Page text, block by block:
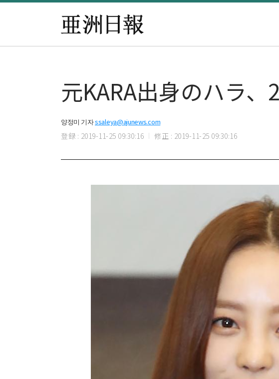
元KARA出身のハラ
양정미 기자ssaleya@ajunews.com
登録 : 2019-11-25 09:30:16 修正 : 2019-11-25 09:30:16